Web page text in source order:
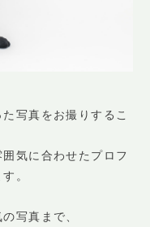
写真をお撮りするこ
気に合わせたプロフ
。
写真まで、